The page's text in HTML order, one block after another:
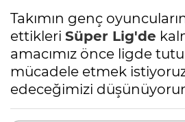
Takımın genç
ettikleri Süper Lig'de
amacımız önce ligde
mücadele etmek
edeceğimizi